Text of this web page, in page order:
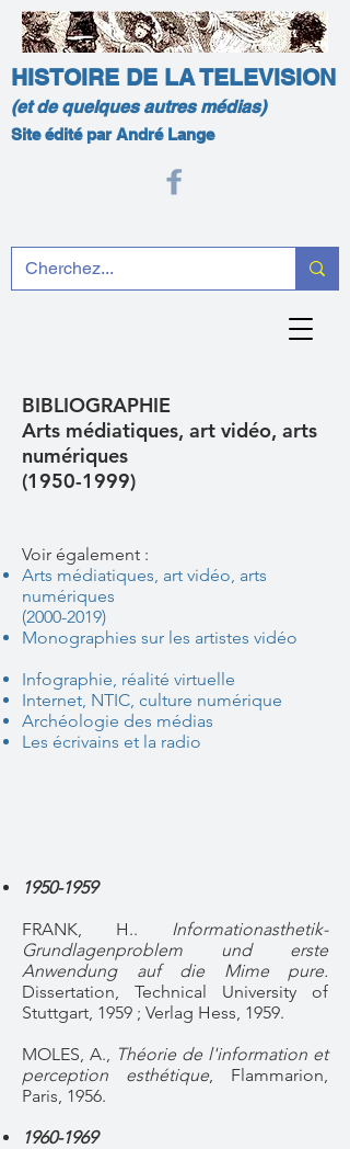
HISTOIRE DE LA TELEVISION
(et de quelques autres médias)
Site édité par André Lange
BIBLIOGRAPHIE
Arts médiatiques, art vidéo, arts
numériques
(1950-1999)
Voir également :
Arts médiatiques, art vidéo, arts
numériques
(2000-2019)
Monographies sur les artistes vidéo
Infographie, réalité virtuelle
Internet, NTIC, culture numérique
Archéologie des médias
Les écrivains et la radio
​1950-1959
FRANK, H.. Informationasthetik-
Grundlagenproblem und erste
Anwendung auf die Mime pure.
Dissertation, Technical University of
Stuttgart, 1959 ; Verlag Hess, 1959.
MOLES, A., Théorie de l'information et
perception esthétique, Flammarion,
Paris, 1956.
1960-1969